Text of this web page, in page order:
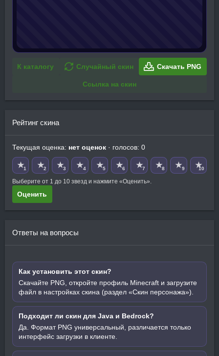
К каталогу Случайный скин Скачать PNG
Ссылка на скин
Рейтинг скина
Текущая оценка: нет оценок · голосов: 0
★1 ★2 ★3 ★4 ★5 ★6 ★7 ★8 ★9 ★10
Выберите от 1 до 10 звезд и нажмите «Оценить».
Оценить
Ответы на вопросы
Как установить этот скин?
Скачайте PNG, откройте профиль Minecraft и загрузите
файл в настройках скина (раздел «Скин персонажа»).
Подходит ли скин для Java и Bedrock?
Да. Формат PNG универсальный, различается только
интерфейс загрузки в клиенте.